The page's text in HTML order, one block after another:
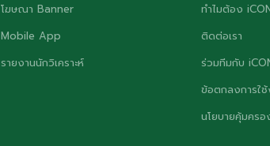
โฆษณา Banner
Mobile App
รายงานนักวิเคราะห์
ทำไมต้อง
ติดต่อเรา
ร่วมทีมกับ
ข้อตกลงการใช้
นโยบายคุ้มคร